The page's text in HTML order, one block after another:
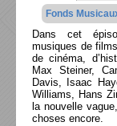
Fonds
Dans cet
musiques de
de cinéma,
Max Steiner,
Davis, Isaac
Williams, Hans
la nouvelle
choses encore.